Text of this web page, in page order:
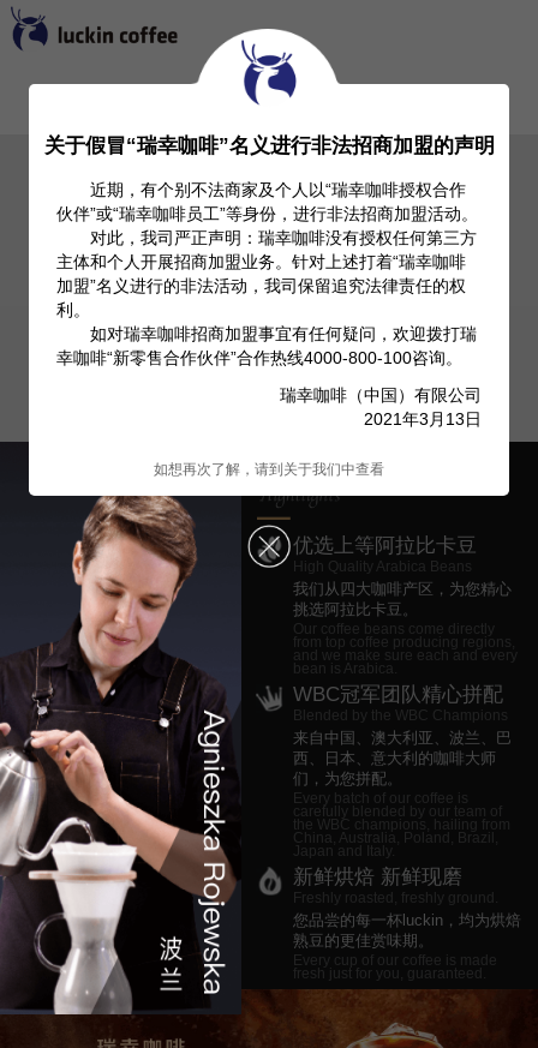
Investor Relation
优选上等阿拉比卡豆
High Quality Arabica Beans
我们从四大咖啡产区，为您精心
挑选阿拉比卡豆。
Our coffee beans come directly
from top coffee producing regions,
and we make sure each and every
bean is Arabica.
WBC冠军团队精心拼配
Blended by the WBC Champions
来自中国、澳大利亚、波兰、巴
西、日本、意大利的咖啡大师
们，为您拼配。
Every batch of our coffee is
carefully blended by our team of
the WBC champions, hailing from
China, Australia, Poland, Brazil,
Japan and Italy.
新鲜烘焙 新鲜现磨
Freshly roasted, freshly ground.
您品尝的每一杯luckin，均为烘焙
熟豆的更佳赏味期。
Every cup of our coffee is made
fresh just for you, guaranteed.
关于假冒“瑞幸咖啡”名义进行非法招商加盟的声明
近期，有个别不法商家及个人以“瑞幸咖啡授权合作
伙伴”或“瑞幸咖啡员工”等身份，进行非法招商加盟活动。
对此，我司严正声明：瑞幸咖啡没有授权任何第三方
主体和个人开展招商加盟业务。针对上述打着“瑞幸咖啡
加盟”名义进行的非法活动，我司保留追究法律责任的权
利。
如对瑞幸咖啡招商加盟事宜有任何疑问，欢迎拨打瑞
幸咖啡“新零售合作伙伴”合作热线4000-800-100咨询。
瑞幸咖啡（中国）有限公司
2021年3月13日
如想再次了解，请到关于我们中查看